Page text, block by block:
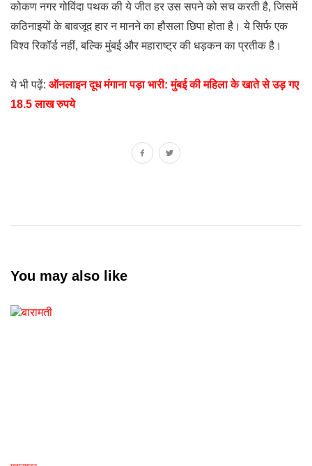
कोकण नगर गोविंदा पथक की ये जीत हर उस सपने को सच करती है, जिसमें
कठिनाइयों के बावजूद हार न मानने का हौसला छिपा होता है। ये सिर्फ एक
विश्व रिकॉर्ड नहीं, बल्कि मुंबई और महाराष्ट्र की धड़कन का प्रतीक है।
ये भी पढ़ें: ऑनलाइन दूध मंगाना पड़ा भारी: मुंबई की महिला के खाते से उड़ गए
18.5 लाख रुपये
You may also like